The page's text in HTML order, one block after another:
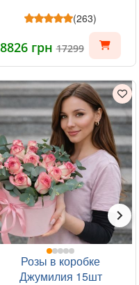
(263)
8826 грн17299
Розы в коробке
Джумилия 15шт